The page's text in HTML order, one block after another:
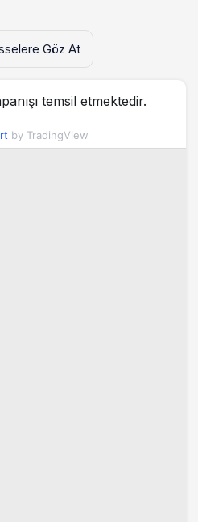
Göz At
temsil etmektedir.
by TradingView